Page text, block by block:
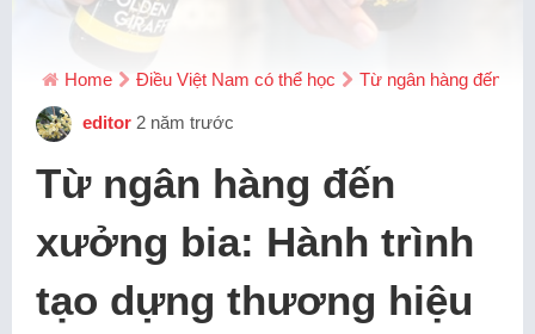
Home Điều Việt Nam có thể học Từ ngân hàng đến
editor 2 năm trước
Từ ngân hàng đến
xưởng bia: Hành trình
tạo dựng thương hiệu